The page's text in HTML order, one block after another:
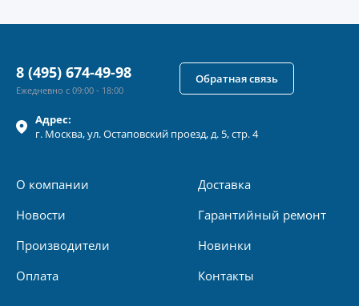
Адрес:
г. Москва, ул.Остаповский проезд, д. 5, стр. 4
О компании
Новости
Производители
Оплата
Доставка
Гарантийный ремонт
Новинки
Контакты
8 (495) 674-49-98
Ежедневно с 09:00 - 18:00
Обратная связь